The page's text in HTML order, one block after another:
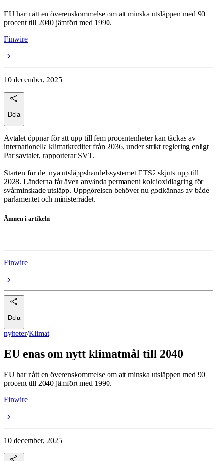
EU har nått en överenskommelse om att minska utsläppen med 90
procent till 2040 jämfört med 1990.
Finwire
10 december, 2025
Dela
Avtalet öppnar för att upp till fem procentenheter kan täckas av
internationella klimatkrediter från 2036, under strikt reglering enligt
Parisavtalet, rapporterar SVT.
Starten för det nya utsläppshandelssystemet ETS2 skjuts upp till
2028. Länderna får även använda permanent koldioxidlagring för
svårminskade utsläpp. Uppgörelsen behöver nu godkännas av både
parlamentet och ministerrådet.
Ämnen i artikeln
Finwire
Dela
nyheter/Klimat
EU enas om nytt klimatmål till 2040
EU har nått en överenskommelse om att minska utsläppen med 90
procent till 2040 jämfört med 1990.
Finwire
10 december, 2025